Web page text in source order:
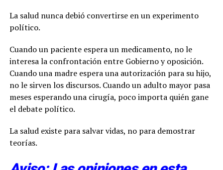
La salud nunca debió convertirse en un experimento
político.
Cuando un paciente espera un medicamento, no le
interesa la confrontación entre Gobierno y oposición.
Cuando una madre espera una autorización para su hijo,
no le sirven los discursos. Cuando un adulto mayor pasa
meses esperando una cirugía, poco importa quién gane
el debate político.
La salud existe para salvar vidas, no para demostrar
teorías.